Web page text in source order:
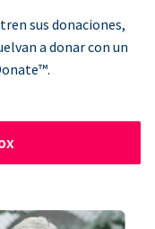
sus donaciones,
a donar con un